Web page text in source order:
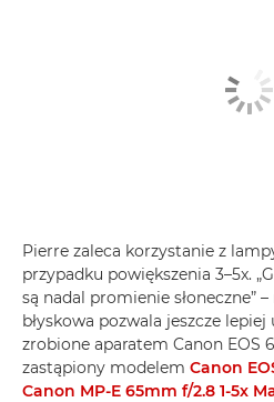
Pierre zaleca korzystanie z
przypadku powiększenia 3–5x.
są nadal promienie słoneczne”
błyskowa pozwala jeszcze
zrobione aparatem Canon EOS
zastąpiony modelem Canon
Canon MP-E 65mm f/2.8 1-5x